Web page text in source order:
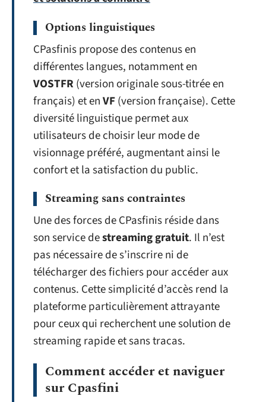
Options linguistiques
CPasfinis propose des contenus en
différentes langues, notamment en
VOSTFR (version originale sous-titrée en
français) et enVF(version française). Cette
diversité linguistique permet aux
utilisateurs de choisir leur mode de
visionnage préféré, augmentant ainsi le
confort et la satisfaction du public.
Streaming sans contraintes
Une des forces de CPasfinis réside dans
son service destreaming gratuit. Il n’est
pas nécessaire de s’inscrire ni de
télécharger des fichiers pour accéder aux
contenus. Cette simplicité d’accès rend la
plateforme particulièrement attrayante
pour ceux qui recherchent une solution de
streaming rapide et sans tracas.
Comment accéder et naviguer
sur Cpasfini